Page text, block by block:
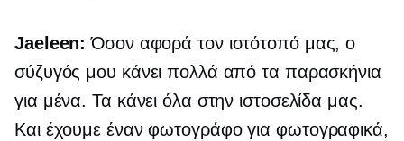
Jaeleen: Όσον αφορά τον ιστότοπό μας, ο
σύζυγός μου κάνει πολλά από τα παρασκήνια
για μένα. Τα κάνει όλα στην ιστοσελίδα μας.
Και έχουμε έναν φωτογράφο για φωτογραφικά,